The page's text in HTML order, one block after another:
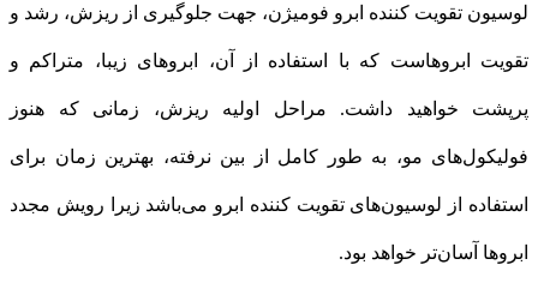
لوسیون تقویت کننده ابرو فومیژن، جهت جلوگیری از ریزش، رشد و
تقویت ابروهاست که با استفاده از آن، ابروهای زیبا، متراکم و
پرپشت خواهید داشت. مراحل اولیه ریزش، زمانی که هنوز
فولیکول‌های مو، به طور کامل از بین نرفته، بهترین زمان برای
استفاده از لوسیون‌های تقویت کننده ابرو می‌باشد زیرا رویش مجدد
ابروها آسان‌تر خواهد بود.